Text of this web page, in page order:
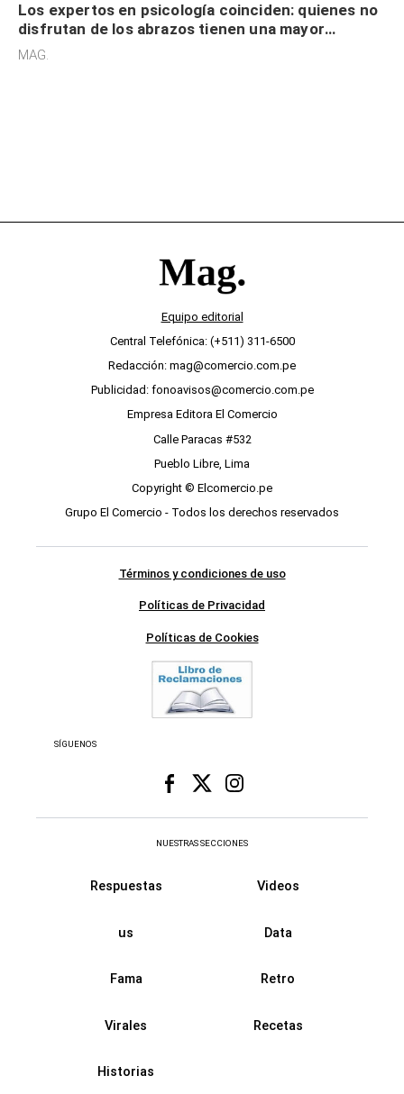
Los expertos en psicología coinciden: quienes no
disfrutan de los abrazos tienen una mayor
sensibilidad a los estímulos físicos y no es por
MAG.
Equipo editorial
Central Telefónica: (+511) 311-6500
Redacción: mag@comercio.com.pe
Publicidad: fonoavisos@comercio.com.pe
Empresa Editora El Comercio
Calle Paracas #532
Pueblo Libre, Lima
Copyright © Elcomercio.pe
Grupo El Comercio - Todos los derechos reservados
Términos y condiciones de uso
Políticas de Privacidad
Políticas de Cookies
SÍGUENOS
NUESTRAS SECCIONES
Respuestas Videos
us Data
Fama Retro
Virales Recetas
Historias